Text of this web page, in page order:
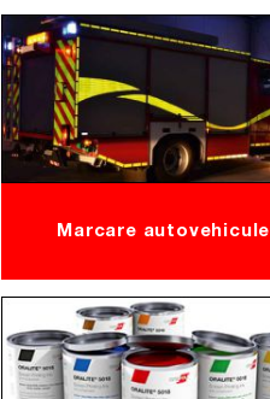
Marcare autovehicule